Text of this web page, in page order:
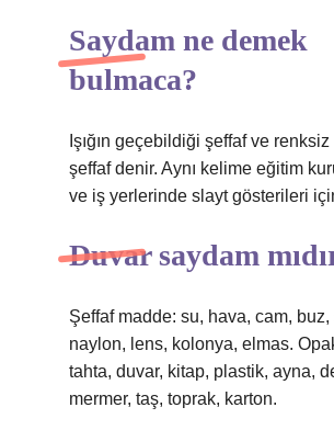
Saydam ne demek
bulmaca?
Işığın geçebildiği şeffaf ve
şeffaf denir. Aynı kelime eğitim
ve iş yerlerinde slayt gösterileri
Duvar saydam
Şeffaf madde: su, hava, cam, buz,
naylon, lens, kolonya, elmas.
tahta, duvar, kitap, plastik, ayna,
mermer, taş, toprak, karton.